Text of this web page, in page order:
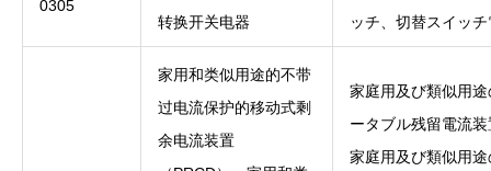
0305
转换开关电器
ッチ、切替スイッ
家用和类似用途的不带
过电流保护的移动式剩
余电流装置
家庭用及び類似用途
ータブル残留電流
家庭用及び類似用途